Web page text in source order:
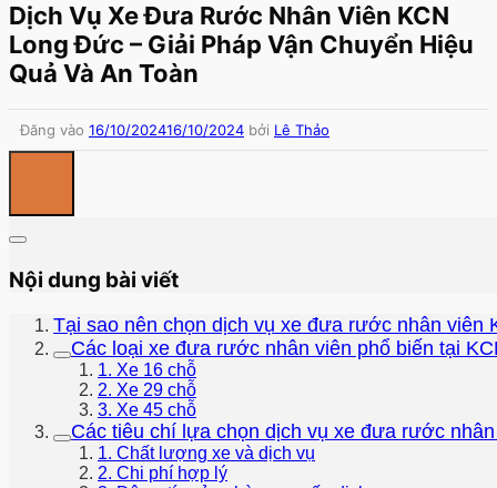
Dịch Vụ Xe Đưa Rước Nhân Viên KCN
Long Đức – Giải Pháp Vận Chuyển Hiệu
Quả Và An Toàn
Đăng vào 16/10/202416/10/2024 bởi Lê Thảo
Nội dung bài viết
Tại sao nên chọn dịch vụ xe đưa rước nhân viên
Các loại xe đưa rước nhân viên phổ biến tại
1. Xe 16 chỗ
2. Xe 29 chỗ
3. Xe 45 chỗ
Các tiêu chí lựa chọn dịch vụ xe đưa rước
1. Chất lượng xe và dịch vụ
2. Chi phí hợp lý